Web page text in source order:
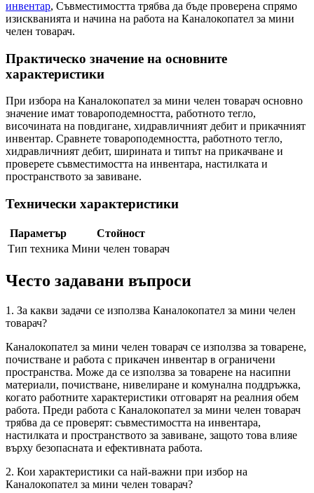
инвентар, Съвместимостта трябва да бъде проверена спрямо
изискванията и начина на работа на Каналокопател за мини
челен товарач.
Практическо значение на основните
характеристики
При избора на Каналокопател за мини челен товарач основно
значение имат товароподемността, работното тегло,
височината на повдигане, хидравличният дебит и прикачният
инвентар. Сравнете товароподемността, работното тегло,
хидравличният дебит, ширината и типът на прикачване и
проверете съвместимостта на инвентара, настилката и
пространството за завиване.
Технически характеристики
Параметър
Стойност
Тип техника Мини челен товарач
Често задавани въпроси
1. За какви задачи се използва Каналокопател за мини челен
товарач?
Каналокопател за мини челен товарач се използва за товарене,
почистване и работа с прикачен инвентар в ограничени
пространства. Може да се използва за товарене на насипни
материали, почистване, нивелиране и комунална поддръжка,
когато работните характеристики отговарят на реалния обем
работа. Преди работа с Каналокопател за мини челен товарач
трябва да се проверят: съвместимостта на инвентара,
настилката и пространството за завиване, защото това влияе
върху безопасната и ефективната работа.
2. Кои характеристики са най-важни при избор на
Каналокопател за мини челен товарач?